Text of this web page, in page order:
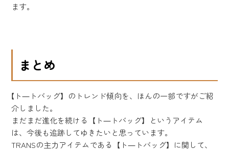
ます。
まとめ
【ト―トバッグ】のトレンド傾向を、ほんの一部ですがご紹
介しました。
まだまだ進化を続ける【ト―トバッグ】というアイテム
は、今後も追跡してゆきたいと思っています。
TRANSの主力アイテムである【ト―トバッグ】に関して、